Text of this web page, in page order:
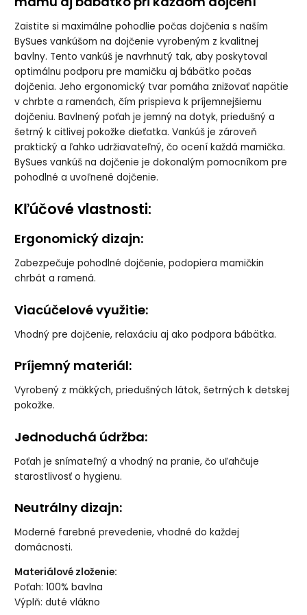
Zaistite si maximálne pohodlie počas dojčenia s naším
BySues vankúšom na dojčenie vyrobeným z kvalitnej
bavlny. Tento vankúš je navrhnutý tak, aby poskytoval
optimálnu podporu pre mamičku aj bábätko počas
dojčenia. Jeho ergonomický tvar pomáha znižovať napätie
v chrbte a ramenách, čím prispieva k príjemnejšiemu
dojčeniu. Bavlnený poťah je jemný na dotyk, priedušný a
šetrný k citlivej pokožke dieťatka. Vankúš je zároveň
praktický a ľahko udržiavateľný, čo ocení každá mamička.
BySues vankúš na dojčenie je dokonalým pomocníkom pre
pohodlné a uvoľnené dojčenie.
Kľúčové vlastnosti:
Ergonomický dizajn:
Zabezpečuje pohodlné dojčenie, podopiera mamičkin
chrbát a ramená.
Viacúčelové využitie:
Vhodný pre dojčenie, relaxáciu aj ako podpora bábätka.
Príjemný materiál:
Vyrobený z mäkkých, priedušných látok, šetrných k detskej
pokožke.
Jednoduchá údržba:
Poťah je snímateľný a vhodný na pranie, čo uľahčuje
starostlivosť o hygienu.
Neutrálny dizajn:
Moderné farebné prevedenie, vhodné do každej
domácnosti.
Materiálové zloženie:
Poťah: 100% bavlna
Výplň: duté vlákno